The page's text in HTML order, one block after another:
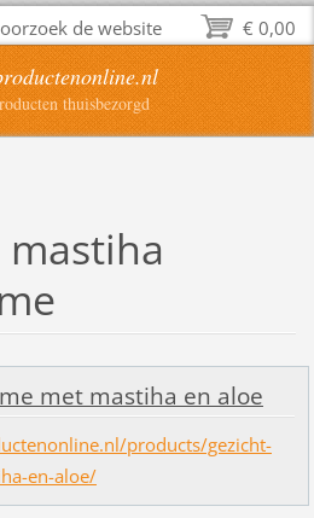
thuisbezorgd
met mastiha en aloe
products/gezicht-
en-aloe/
€ 0,00
de website